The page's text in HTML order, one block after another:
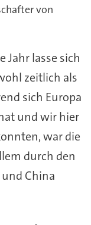
von
Jahr lasse sich
zeitlich als
sich Europa
und wir hier
war die
durch den
China